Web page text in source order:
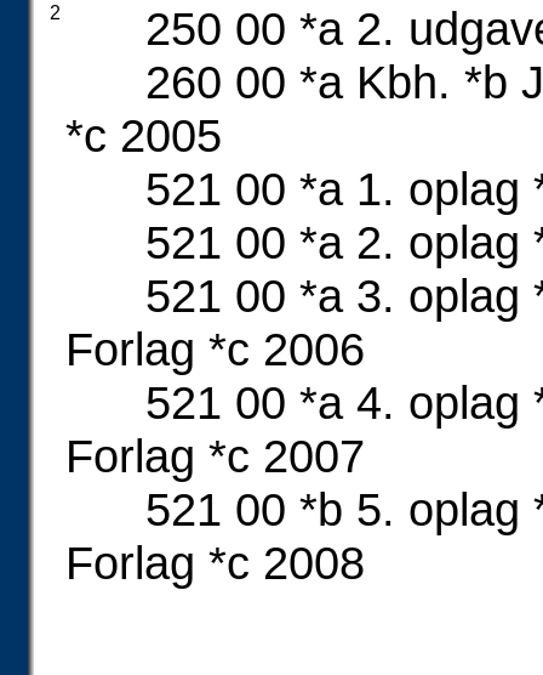
2
250 00 *a 2.
260 00 *a Kbh. *b
*c 2005
521 00 *a 1. oplag
521 00 *a 2. oplag
521 00 *a 3. oplag
Forlag *c 2006
521 00 *a 4. oplag
Forlag *c 2007
521 00 *b 5. oplag
Forlag *c 2008